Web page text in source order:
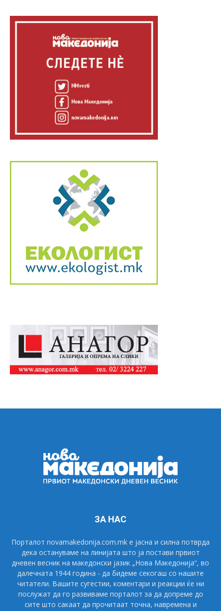
ЗА НАС
Порталот novamakedonija.com.mk е јасна и силна потврда
дека остануваме на линијата што ја постави првиот
дневен весник на македонски јазик „Нова Македонија“, во
далечната 1944 година - да бидеме секогаш со нашите
читатели. Вашите сугестии, коментари и реакции ќе ни
послужат да го развиваме порталот за да допреме до
сите што сакаат да прочитаат точна, навремена и